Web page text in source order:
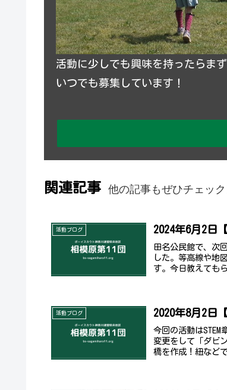
活動に少しでも興味を持ったらま
いつでも募集しています！
関連記事 他の記事もぜひチェッ
活動ブログ 2024年6月2日
田名公民館で、次
した。等高線や地
す。今日教えても
活動ブログ 2020年8月2日
今回の活動は
変更をして「ダビ
橋を作成！紐など